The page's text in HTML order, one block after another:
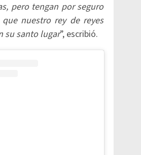
pero tengan por seguro
nuestro rey de reyes
su santo lugar”, escribió.